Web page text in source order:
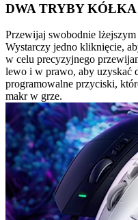
DWA TRYBY
Przewijaj swobodnie
Wystarczy jedno kliknięcie,
w celu precyzyjnego
lewo i w prawo, aby uzyskać
programowalne przyciski,
makr w grze.